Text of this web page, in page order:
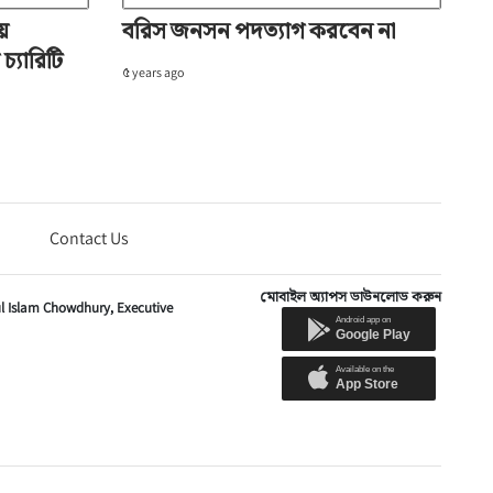
বরিস জনসন পদত্যাগ করবেন না
৫ years ago
Contact Us
Islam Chowdhury, Executive
মোবাইল অ্যাপস ডাউনলোড করুন